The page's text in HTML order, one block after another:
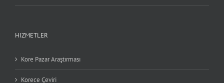
HIZMETLER
Kore Pazar Araştırması
Korece Çeviri